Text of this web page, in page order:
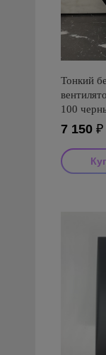
Тонкий
100
7 150 ₽